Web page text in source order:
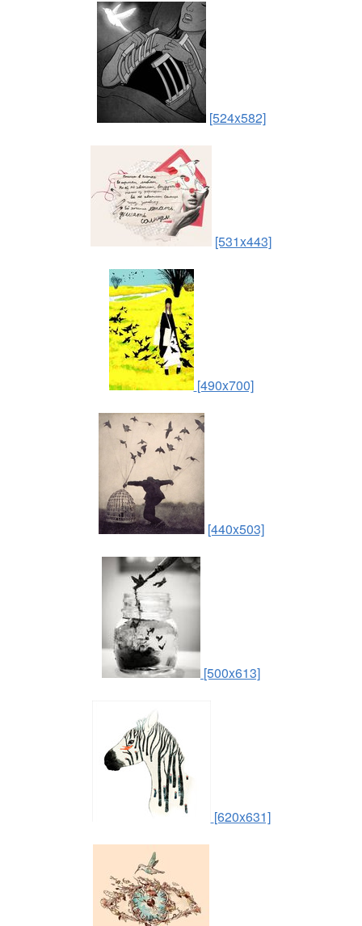
[524x582]
[531x443]
[490x700]
[440x503]
[500x613]
[620x631]